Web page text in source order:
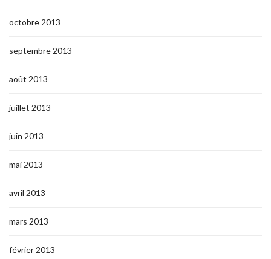
octobre 2013
septembre 2013
août 2013
juillet 2013
juin 2013
mai 2013
avril 2013
mars 2013
février 2013